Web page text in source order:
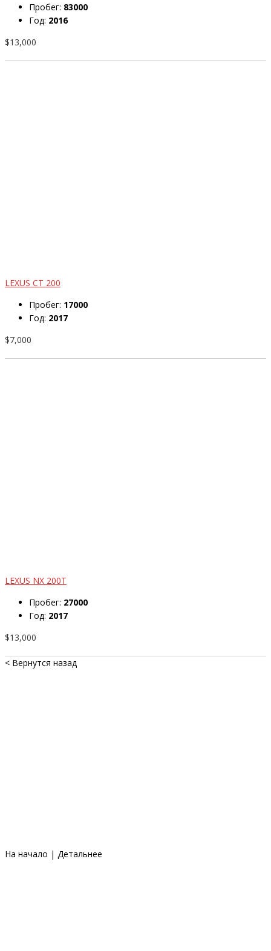
Пробег: 83000
Год: 2016
$13,000
LEXUS CT 200
Пробег: 17000
Год: 2017
$7,000
LEXUS NX 200T
Пробег: 27000
Год: 2017
$13,000
< Вернутся назад
На начало | Детальнее